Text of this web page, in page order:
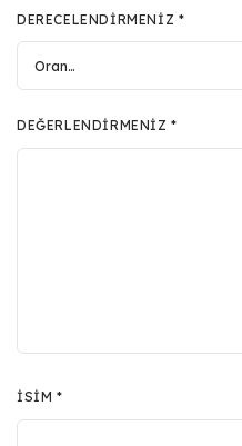
DERECELENDIRMENIZ *
DEĞERLENDIRMENIZ*
İSIM*